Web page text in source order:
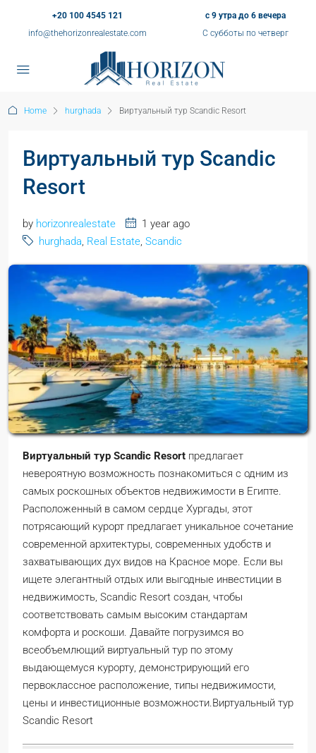
+20 100 4545 121
info@thehorizonrealestate.com
с 9 утра до 6 вечера
С субботы по четверг
Home hurghada Виртуальный тур Scandic Resort
Виртуальный тур Scandic
Resort
by horizonrealestate
1 year ago
hurghada, Real Estate, Scandic
Виртуальный тур Scandic Resort предлагает
невероятную возможность познакомиться с одним из
самых роскошных объектов недвижимости в Египте.
Расположенный в самом сердце Хургады, этот
потрясающий курорт предлагает уникальное сочетание
современной архитектуры, современных удобств и
захватывающих дух видов на Красное море. Если вы
ищете элегантный отдых или выгодные инвестиции в
недвижимость, Scandic Resort создан, чтобы
соответствовать самым высоким стандартам
комфорта и роскоши. Давайте погрузимся во
всеобъемлющий виртуальный тур по этому
выдающемуся курорту, демонстрирующий его
первоклассное расположение, типы недвижимости,
цены и инвестиционные возможности.Виртуальный тур
Scandic Resort